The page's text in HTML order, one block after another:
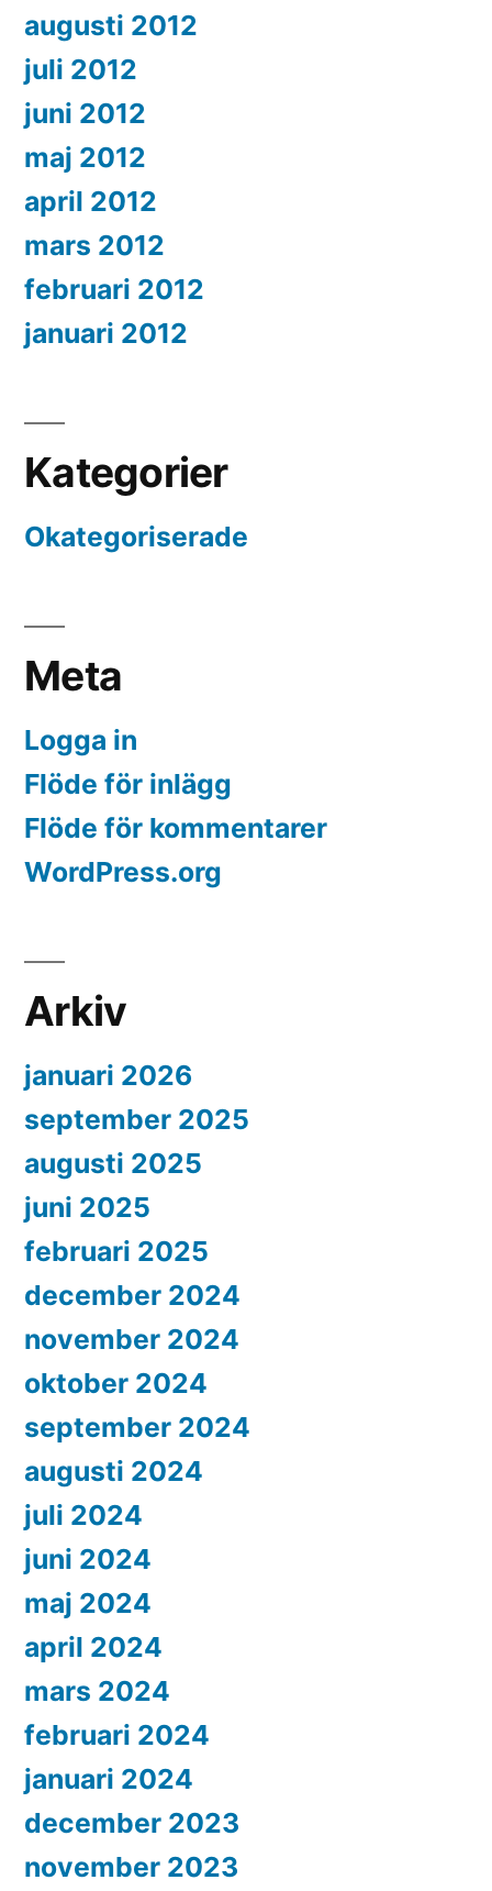
augusti 2012
juli 2012
juni 2012
maj 2012
april 2012
mars 2012
februari 2012
januari 2012
Kategorier
Okategoriserade
Meta
Logga in
Flöde för inlägg
Flöde för kommentarer
WordPress.org
Arkiv
januari 2026
september 2025
augusti 2025
juni 2025
februari 2025
december 2024
november 2024
oktober 2024
september 2024
augusti 2024
juli 2024
juni 2024
maj 2024
april 2024
mars 2024
februari 2024
januari 2024
december 2023
november 2023